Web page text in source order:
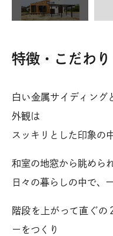
特徴・こだわ
白い金属サイディング
外観は
スッキリとした印象の
和室の地窓から眺めら
日々の暮らしの中で、
階段を上がって直ぐの
ーをつくり